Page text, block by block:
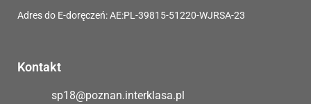
Adres do E-doręczeń: AE:PL-39815-51220-WJRSA-23
Kontakt
sp18@poznan.interklasa.pl